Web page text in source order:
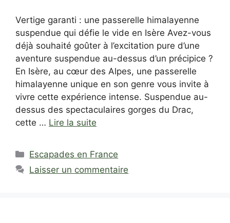
Vertige garanti : une passerelle himalayenne
suspendue qui défie le vide en Isère Avez-vous
déjà souhaité goûter à l’excitation pure d’une
aventure suspendue au-dessus d’un précipice ?
En Isère, au cœur des Alpes, une passerelle
himalayenne unique en son genre vous invite à
vivre cette expérience intense. Suspendue au-
dessus des spectaculaires gorges du Drac,
cette … Lire la suite
Catégories
Escapades en France
Laisser un commentaire